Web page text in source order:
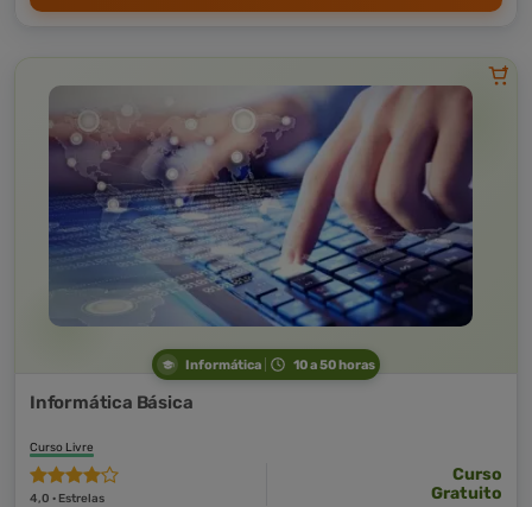
Informática 10 a 50 horas
Informática Básica
Curso Livre
4,0 · Estrelas
Curso
Gratuito